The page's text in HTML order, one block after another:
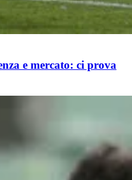
e mercato: ci prova